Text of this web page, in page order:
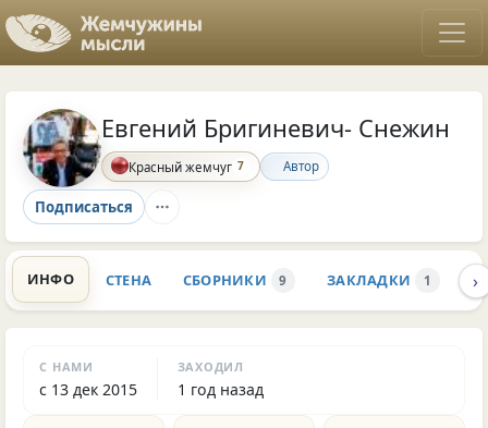
Евгений Бригиневич- Снежин
Красный жемчуг 7 Автор
Подписаться
ИНФО СТЕНА СБОРНИКИ 9 ЗАКЛАДКИ 1 ›
С НАМИ
с 13 дек 2015
ЗАХОДИЛ
1 год назад